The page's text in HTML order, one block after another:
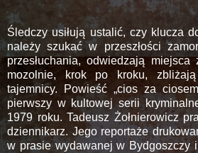
Śledczy usiłują ustalić, czy klucza
należy szukać w przeszłości
przesłuchania, odwiedzają
mozolnie, krok po kroku,
tajemnicy. Powieść „cios za
pierwszy w kultowej serii
1979 roku. Tadeusz Żołnierowicz
dziennikarz. Jego reportaże
w prasie wydawanej w Bydgoszczy